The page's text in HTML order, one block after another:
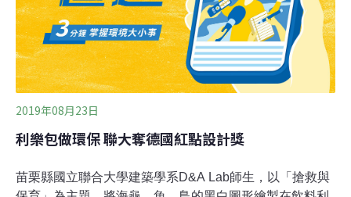
2019年08月23日
利樂包做環保 聯大奪德國紅點設計獎
苗栗縣國立聯合大學建築學系D&A Lab師生，以「搶救與